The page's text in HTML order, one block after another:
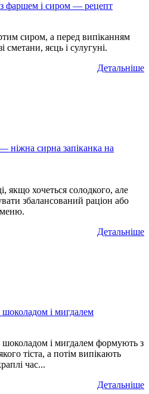
фаршем і сиром — рецепт
сиром, а перед випіканням
сметани, яєць і сулугуні.
Детальніше
ніжна сирна запіканка на
якщо хочеться солодкого, але
збалансований раціон або
меню.
Детальніше
і мигдалем
шоколадом і мигдалем формують з
тіста, а потім випікають
час...
Детальніше